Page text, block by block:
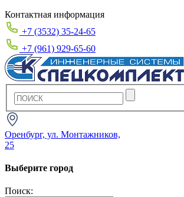
Контактная информация
+7 (3532) 35-24-65
+7 (961) 929-65-60
Оренбург, ул. Монтажников,
25
Выберите город
Поиск: